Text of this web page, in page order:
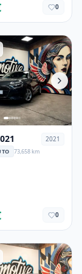
0
2021
73,658 km
0
2021